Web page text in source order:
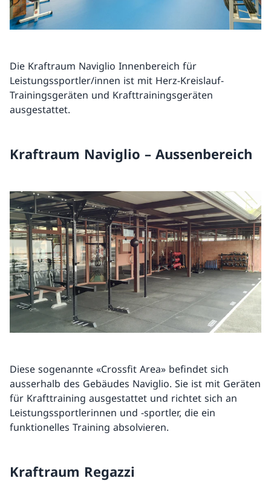
Die Kraftraum Naviglio Innenbereich für
Leistungssportler/innen ist mit Herz-Kreislauf-
Trainingsgeräten und Krafttrainingsgeräten
ausgestattet.
Kraftraum Naviglio – Aussenbereich
Diese sogenannte «Crossfit Area» befindet sich
ausserhalb des Gebäudes Naviglio. Sie ist mit Geräten
für Krafttraining ausgestattet und richtet sich an
Leistungssportlerinnen und -sportler, die ein
funktionelles Training absolvieren.
Kraftraum Regazzi